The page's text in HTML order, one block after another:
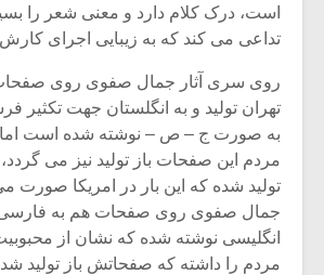
است، درک کلام دارد و معنی شعر را
تداعی می کند که به زیبایی اجرای
روی سری آثار جمال صفوی روی صفحات
تهران تولید و به انگلستان جهت تکثیر
به صورت ج – ص – نوشته شده است اما
مردم این صفحات باز تولید نیز می
تولید شده که این بار در امریکا صورت
جمال صفوی روی صفحات هم به فارسی
انگلیسی نوشته شده که نشان از
مردم را داشته که صفحاتش باز تولید